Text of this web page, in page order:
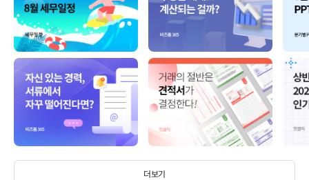
더보기